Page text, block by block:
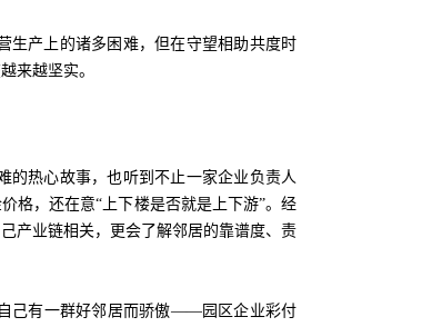
生产上的诸多困难，但在守望相助共度时
来越坚实。
的热心故事，也听到不止一家企业负责人
格，还在意“上下楼是否就是上下游”。经
产业链相关，更会了解邻居的靠谱度、责
己有一群好邻居而骄傲——园区企业彩付